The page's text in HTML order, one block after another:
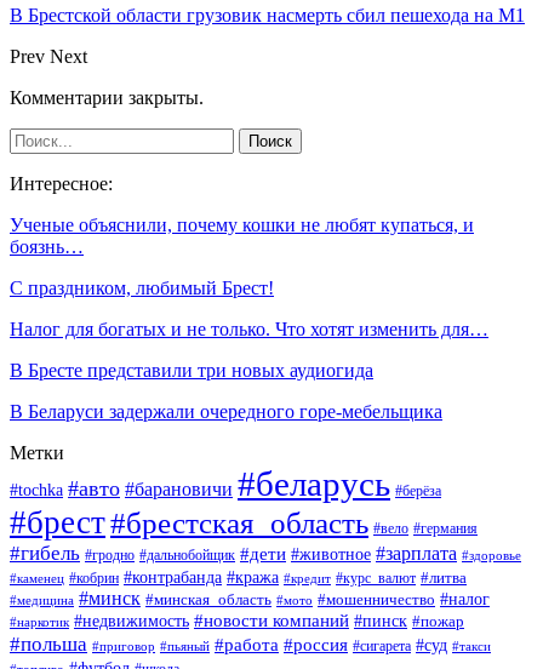
В Брестской области грузовик насмерть сбил пешехода на М1
Prev Next
Комментарии закрыты.
Интересное:
Ученые объяснили, почему кошки не любят купаться, и
боязнь…
С праздником, любимый Брест!
Налог для богатых и не только. Что хотят изменить для…
В Бресте представили три новых аудиогида
В Беларуси задержали очередного горе-мебельщика
Метки
#tochka #авто #барановичи #беларусь #берёза
#брест#брестская_область #вело #германия
#гибель #гродно #дальнобойщик #дети #животное #зарплата #здоровье
#каменец #кобрин #контрабанда #кража #кредит #курс_валют #литва
#медицина #минск #минская_область #мото #мошенничество #налог
#наркотик #недвижимость #новости компаний #пинск #пожар
#польша #приговор #пьяный #работа #россия #сигарета #суд #такси